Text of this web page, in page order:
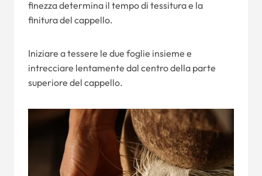
finezza determina il tempo di tessitura e la
finitura del cappello.
Iniziare a tessere le due foglie insieme e
intrecciare lentamente dal centro della parte
superiore del cappello.